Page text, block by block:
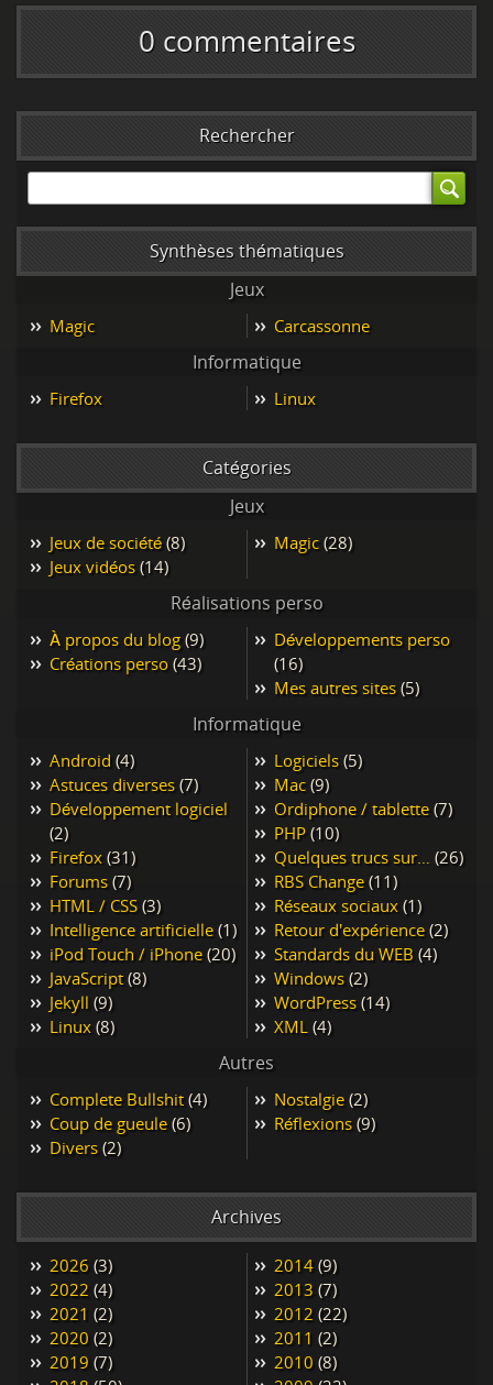
0 commentaires
Rechercher
Synthèses thématiques
Jeux
Magic Carcassonne
Informatique
Firefox Linux
Catégories
Jeux
Jeux de société (8)
Jeux vidéos (14)
Magic (28)
Réalisations perso
À propos du blog (9)
Créations perso (43)
Développements perso
(16)
Mes autres sites (5)
Informatique
Android (4)
Astuces diverses (7)
Développement logiciel
(2)
Firefox (31)
Forums (7)
HTML / CSS (3)
Intelligence artificielle (1)
iPod Touch / iPhone (20)
JavaScript (8)
Jekyll (9)
Linux (8)
Logiciels (5)
Mac (9)
Ordiphone / tablette (7)
PHP (10)
Quelques trucs sur… (26)
RBS Change (11)
Réseaux sociaux (1)
Retour d'expérience (2)
Standards du WEB (4)
Windows (2)
WordPress (14)
XML (4)
Autres
Complete Bullshit (4)
Coup de gueule (6)
Divers (2)
Nostalgie (2)
Réflexions (9)
Archives
2026 (3)
2022 (4)
2021 (2)
2020 (2)
2019 (7)
2014 (9)
2013 (7)
2012 (22)
2011 (2)
2010 (8)